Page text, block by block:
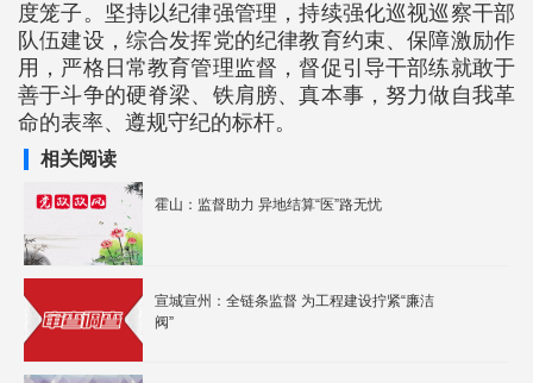
度笼子。坚持以纪律强管理，持续强化巡视巡察干部
队伍建设，综合发挥党的纪律教育约束、保障激励作
用，严格日常教育管理监督，督促引导干部练就敢于
善于斗争的硬脊梁、铁肩膀、真本事，努力做自我革
命的表率、遵规守纪的标杆。
相关阅读
霍山：监督助力 异地结算“医”路无忧
宣城宣州：全链条监督 为工程建设拧紧“廉洁
阀”